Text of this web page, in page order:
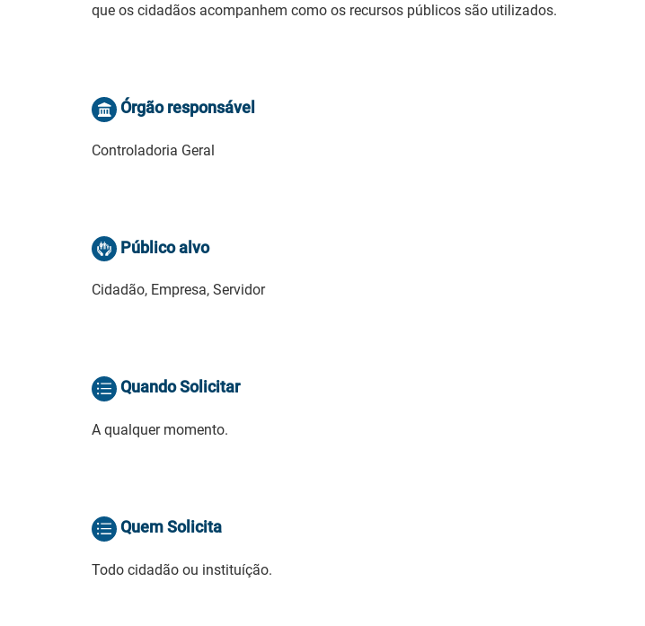
que os cidadãos acompanhem como os recursos públicos são utilizados.
Órgão responsável
Controladoria Geral
Público alvo
Cidadão, Empresa, Servidor
Quando Solicitar
A qualquer momento.
Quem Solicita
Todo cidadão ou instituíção.